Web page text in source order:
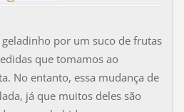
por um suco de frutas
que tomamos ao
No entanto, essa mudança de
já que muitos deles são